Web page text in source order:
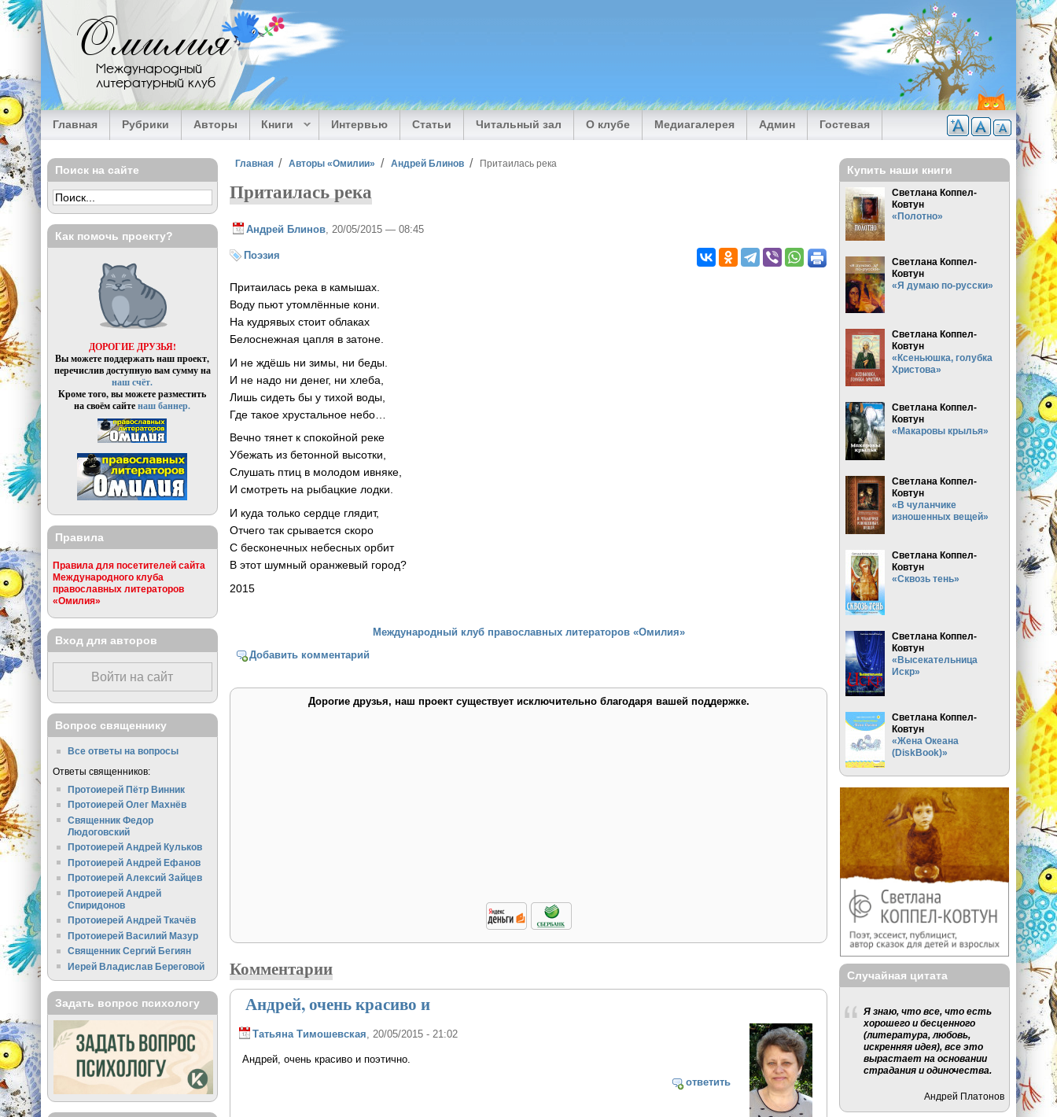
Перейти к основному содержанию
Омилия
Международный
литературный клуб
Главная Рубрики Авторы Книги Интервью Статьи Читальный зал О клубе Медиагалерея Админ Гостевая
Вы здесь
Главная Авторы «Омилии» Андрей Блинов Притаилась река
Притаилась река
Андрей Блинов , 20/05/2015 — 08:45
Поэзия
Притаилась река в камышах.
Воду пьют утомлённые кони.
На кудрявых стоит облаках
Белоснежная цапля в затоне.
И не ждёшь ни зимы, ни беды.
И не надо ни денег, ни хлеба,
Лишь сидеть бы у тихой воды,
Где такое хрустальное небо…
Вечно тянет к спокойной реке
Убежать из бетонной высотки,
Слушать птиц в молодом ивняке,
И смотреть на рыбацкие лодки.
И куда только сердце глядит,
Отчего так срывается скоро
С бесконечных небесных орбит
В этот шумный оранжевый город?
2015
Международный клуб православных литераторов «Омилия»
Добавить комментарий
Дорогие друзья, наш проект существует исключительно благодаря вашей поддержке.
Комментарии
Андрей, очень красиво и
Татьяна Тимошевская , 20/05/2015 - 21:02
Андрей, очень красиво и поэтично.
ответить
Поиск на сайте
Как помочь проекту?
ДОРОГИЕ ДРУЗЬЯ!
Вы можете поддержать наш проект,
перечислив доступную вам сумму на
наш счёт.
Кроме того, вы можете разместить
на своём сайтенаш баннер.
Правила
Правила для посетителей сайта
Международного клуба
православных литераторов
«Омилия»
Вход для авторов
Войти на сайт
Вопрос священнику
Все ответы на вопросы
Ответы священников:
Протоиерей Пётр Винник
Протоиерей Олег Махнёв
Священник Федор
Людоговский
Протоиерей Андрей Кульков
Протоиерей Андрей Ефанов
Протоиерей Алексий Зайцев
Протоиерей Андрей
Спиридонов
Протоиерей Андрей Ткачёв
Протоиерей Василий Мазур
Священник Сергий Бегиян
Иерей Владислав Береговой
Задать вопрос психологу
Купить наши книги
Светлана Коппел-
Ковтун
«Полотно»
Светлана Коппел-
Ковтун
«Я думаю по-русски»
Светлана Коппел-
Ковтун
«Ксеньюшка, голубка
Христова»
Светлана Коппел-
Ковтун
«Макаровы крылья»
Светлана Коппел-
Ковтун
«В чуланчике
изношенных вещей»
Светлана Коппел-
Ковтун
«Сквозь тень»
Светлана Коппел-
Ковтун
«Высекательница
Искр»
Светлана Коппел-
Ковтун
«Жена Океана
(DiskBook)»
Случайная цитата
Я знаю, что все, что есть
хорошего и бесценного
(литература, любовь,
искренняя идея), все это
вырастает на основании
страдания и одиночества.
Андрей Платонов